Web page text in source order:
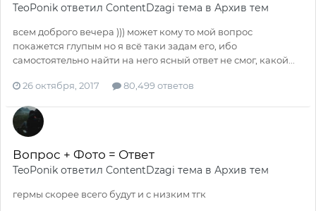
TeoPonik ответил ContentDzagi тема в Архив тем
всем доброго вечера ))) может кому то мой вопрос
покажется глупым но я всё таки задам его, ибо
самостоятельно найти на него ясный ответ не смог, какой...
26 октября, 2017 80,499 ответов
Вопрос + Фото = Ответ
TeoPonik ответил ContentDzagi тема в Архив тем
гермы скорее всего будут и с низким тгк